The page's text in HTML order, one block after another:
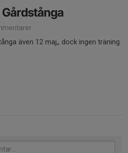
även 12 maj,, dock ingen träning